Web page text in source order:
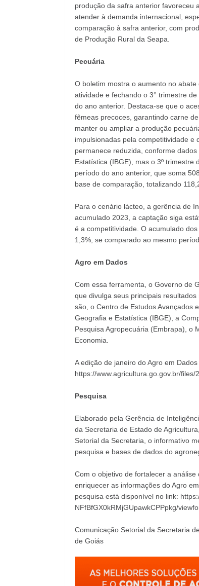
produção da safra anterior favoreceu
atender à demanda internacional,
comparação à safra anterior, com
de Produção Rural da Seapa.
Pecuária
O boletim mostra o aumento no
atividade e fechando o 3° trimestre
do ano anterior. Destaca-se que o
fêmeas precoces, garantindo carne
manter ou ampliar a produção
impulsionadas pela competitividade e
permanece reduzida, conforme
Estatística (IBGE), mas o 3º
período do ano anterior, que soma
base de comparação, totalizando
Para o cenário lácteo, a gerência de
acumulado 2023, a captação siga
é a competitividade. O acumulado
1,3%, se comparado ao mesmo
Agro em Dados
Com essa ferramenta, o Governo de
que divulga seus principais
são, o Centro de Estudos Avançados
Geografia e Estatística (IBGE), a
Pesquisa Agropecuária (Embrapa), o
Economia.
A edição de janeiro do Agro em
https://www.agricultura.go.gov.br/
Pesquisa
Elaborado pela Gerência de
da Secretaria de Estado de
Setorial da Secretaria, o informativo
pesquisa e bases de dados do
Com o objetivo de fortalecer a
enriquecer as informações do Agro
pesquisa está disponível no link:
NFfBfGX0kRMjGUpawkCPPpkg/
Comunicação Setorial da Secretaria
de Goiás